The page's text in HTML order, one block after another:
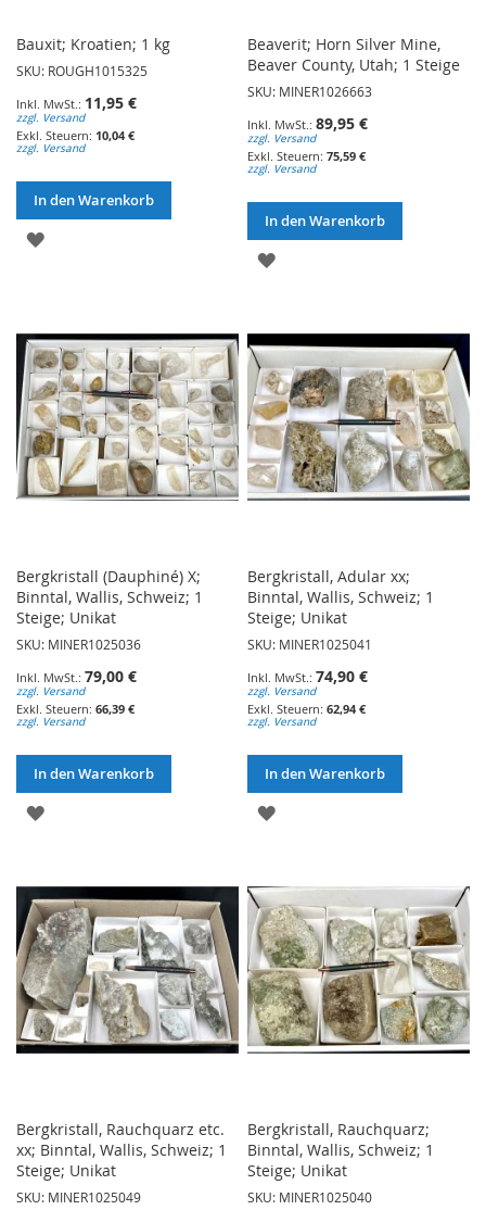
Bauxit; Kroatien; 1 kg
SKU: ROUGH1015325
11,95 €
zzgl. Versand
10,04 €
zzgl. Versand
In den Warenkorb
ZUR
Beaverit; Horn Silver Mine,
Beaver County, Utah; 1 Steige
SKU: MINER1026663
89,95 €
zzgl. Versand
75,59 €
zzgl. Versand
In den Warenkorb
ZUR
HINZUFÜGEN
Bergkristall (Dauphiné) X;
Binntal, Wallis, Schweiz; 1
Steige; Unikat
SKU: MINER1025036
79,00 €
zzgl. Versand
66,39 €
zzgl. Versand
In den Warenkorb
ZUR
HINZUFÜGEN
Bergkristall, Adular xx;
Binntal, Wallis, Schweiz; 1
Steige; Unikat
SKU: MINER1025041
74,90 €
zzgl. Versand
62,94 €
zzgl. Versand
In den Warenkorb
ZUR
HINZUFÜGEN
Bergkristall, Rauchquarz etc.
xx; Binntal, Wallis, Schweiz; 1
Steige; Unikat
SKU: MINER1025049
Bergkristall, Rauchquarz;
Binntal, Wallis, Schweiz; 1
Steige; Unikat
SKU: MINER1025040